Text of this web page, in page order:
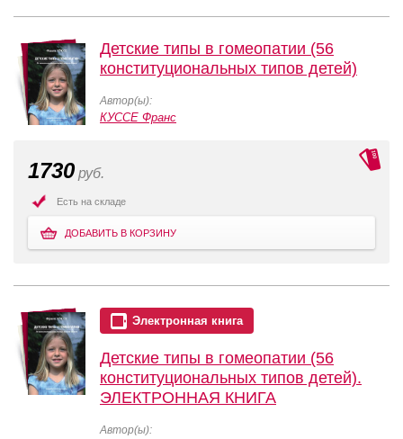
Детские типы в гомеопатии (56
конституциональных типов детей)
Автор(ы):
КУССЕ Франс
1730 руб.
Есть на складе
ДОБАВИТЬ В КОРЗИНУ
Электронная книга
Детские типы в гомеопатии (56
конституциональных типов детей).
ЭЛЕКТРОННАЯ КНИГА
Автор(ы):